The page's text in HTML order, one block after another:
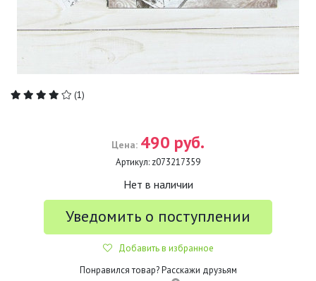
(1)
Цена: 490 руб.
Артикул: z073217359
Нет в наличии
Уведомить о поступлении
Добавить в избранное
Понравился товар? Расскажи друзьям